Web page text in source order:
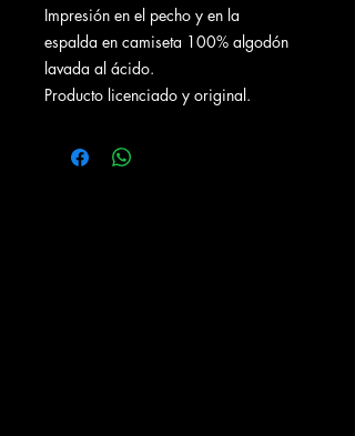
Impresión en el pecho y en la
espalda en camiseta 100% algodón
lavada al ácido.
Producto licenciado y original.